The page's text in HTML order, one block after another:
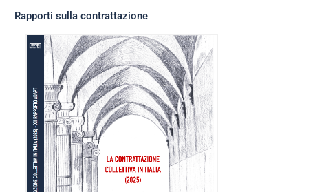
Rapporti sulla contrattazione